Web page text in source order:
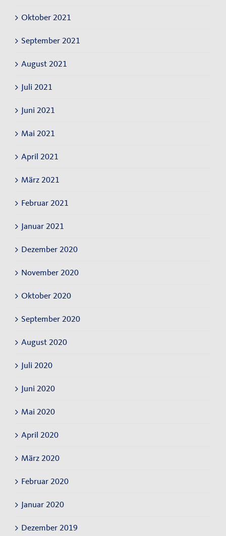
Oktober 2021
September 2021
August 2021
Juli 2021
Juni 2021
Mai 2021
April 2021
März 2021
Februar 2021
Januar 2021
Dezember 2020
November 2020
Oktober 2020
September 2020
August 2020
Juli 2020
Juni 2020
Mai 2020
April 2020
März 2020
Februar 2020
Januar 2020
Dezember 2019